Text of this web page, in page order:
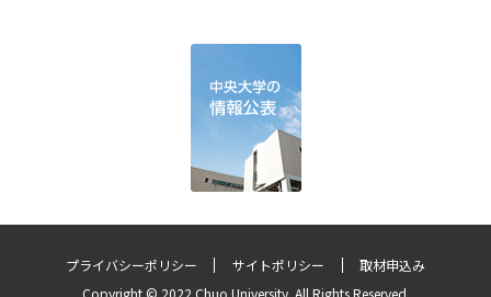
プライバシーポリシー サイトポリシー
取材申込み
Copyright © 2022 Chuo University. All Rights Reserved.